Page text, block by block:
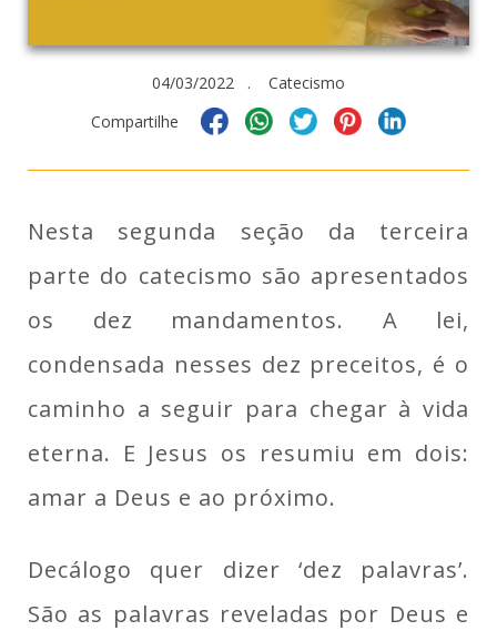
04/03/2022 . Catecismo
Compartilhe
Nesta segunda seção da terceira
parte do catecismo são apresentados
os dez mandamentos. A lei,
condensada nesses dez preceitos, é o
caminho a seguir para chegar à vida
eterna. E Jesus os resumiu em dois:
amar a Deus e ao próximo.
Decálogo quer dizer ‘dez palavras’.
São as palavras reveladas por Deus e